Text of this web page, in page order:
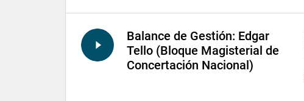
Balance de Gestión: Edgar
Tello (Bloque Magisterial de
Concertación Nacional)